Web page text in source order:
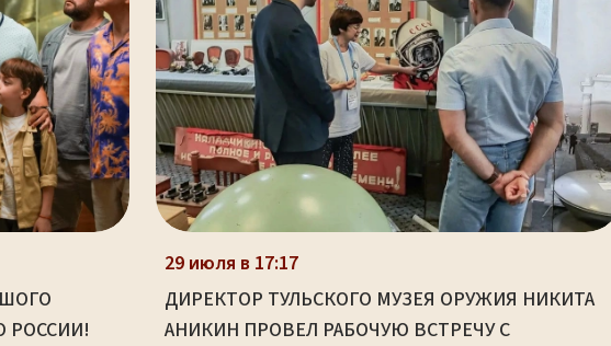
РОССИИ!
29 июля в 17:17
ДИРЕКТОР ТУЛЬСКОГО МУЗЕЯ ОРУЖИЯ НИКИТА
АНИКИН ПРОВЕЛ РАБОЧУЮ ВСТРЕЧУ С